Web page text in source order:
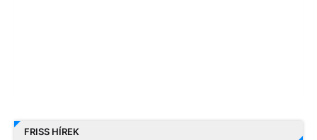
FRISS HÍREK